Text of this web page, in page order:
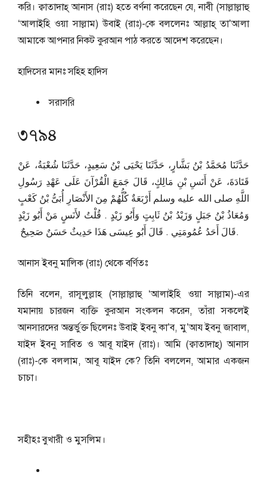
করি। ক্বাতাদাহ্‌ আনাস (রাঃ) হতে বর্ণনা করেছেন যে, নাবী (সাল্লাল্লাহু
‘আলাইহি ওয়া সাল্লাম) উবাই (রাঃ)-কে বললেনঃ আল্লাহ্‌ তা’আলা
আমাকে আপনার নিকট কুরআন পাঠ করতে আদেশ করেছেন।
হাদিসের মানঃসহিহ হাদিস
সরাসরি
৩৭৯৪
حَدَّثَنَا مُحَمَّدُ بْنُ بَشَّارٍ، حَدَّثَنَا يَحْيَى بْنُ سَعِيدٍ، حَدَّثَنَا شُعْبَةُ، عَنْ
قَتَادَةَ، عَنْ أَنَسِ بْنِ مَالِكٍ، قَالَ جَمَعَ الْقُرْآنَ عَلَى عَهْدِ رَسُولِ
اللَّهِ صلى الله عليه وسلم أَرْبَعَةٌ كُلُّهُمْ مِنَ الأَنْصَارِ أُبَىُّ بْنُ كَعْبٍ
وَمُعَاذُ بْنُ جَبَلٍ وَزَيْدُ بْنُ ثَابِتٍ وَأَبُو زَيْدٍ ‏.‏ قُلْتُ لأَنَسٍ مَنْ أَبُو زَيْدٍ
قَالَ أَحَدُ عُمُومَتِي ‏.‏ قَالَ أَبُو عِيسَى هَذَا حَدِيثٌ حَسَنٌ صَحِيحٌ ‏.
আনাস ইবনু মালিক (রাঃ) থেকে বর্ণিতঃ
তিনি বলেন, রাসূলুল্লাহ (সাল্লাল্লাহু ‘আলাইহি ওয়া সাল্লাম)-এর
যমানায় চারজন ব্যক্তি কুরআন সংকলন করেন, তাঁরা সকলেই
আনসারদের অন্তর্ভুক্ত ছিলেনঃ উবাই ইবনু কা’ব, মু’আয ইবনু জাবাল,
যাইদ ইবনু সাবিত ও আবূ যাইদ (রাঃ)। আমি (ক্বাতাদাহ্‌) আনাস
(রাঃ)-কে বললাম, আবূ যাইদ কে? তিনি বললেন, আমার একজন
চাচা।
সহীহঃ বুখারী ও মুসলিম।